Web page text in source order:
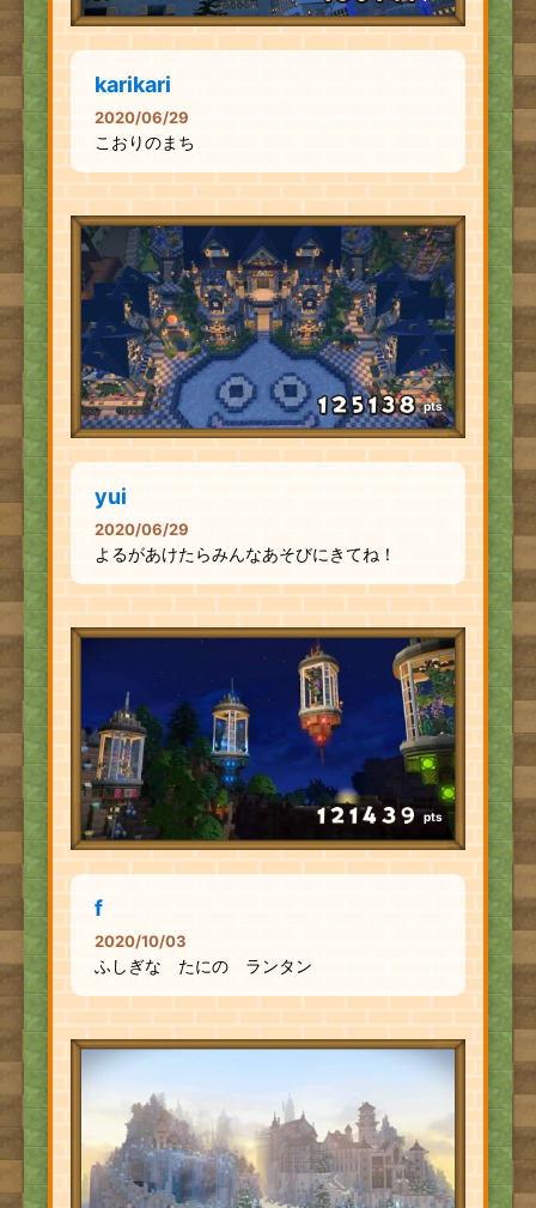
karikari
2020/06/29
こおりのまち
pts
yui
2020/06/29
よるがあけたらみんなあそびにきてね！
pts
f
2020/10/03
ふしぎな たにの ランタン